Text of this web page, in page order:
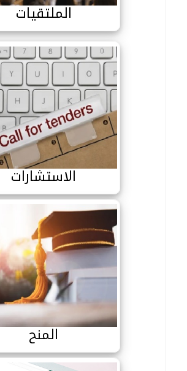
الملتقيات
الاستشارات
الاستشارات
المنح
المنح